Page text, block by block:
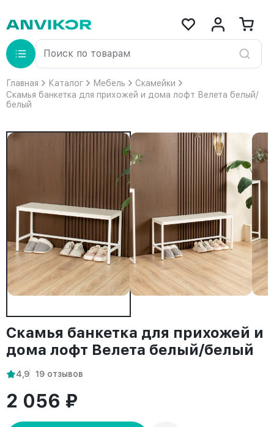
Главная Каталог Мебель
Скамейки
Скамья банкетка для прихожей и дома лофт Велета белый/
белый
Скамья банкетка для прихожей и
дома лофт Велета белый/белый
4,9 19 отзывов
2 056 ₽